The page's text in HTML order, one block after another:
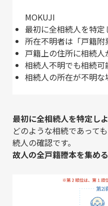
MOKUJI
最初に全相続人を特定
所在不明者は「戸籍附
戸籍上の住所に相続
相続人不明でも相続可
相続人の所在が不明
最初に全相続人を特定し
どのような相続であって
続人の確認です。
故人の全戸籍謄本を集める